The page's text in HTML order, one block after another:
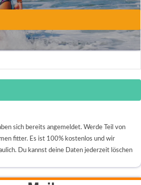
sich bereits angemeldet. Werde Teil von
fitter. Es ist 100% kostenlos und wir
Du kannst deine Daten jederzeit löschen